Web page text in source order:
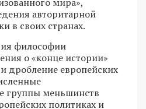
авторитарной
в своих странах.
философии
о «конце истории»
дробление европейских
группы меньшинств
политиках и